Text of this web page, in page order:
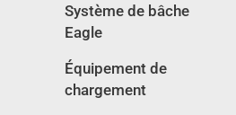
Système de bâche
Eagle
Équipement de
chargement